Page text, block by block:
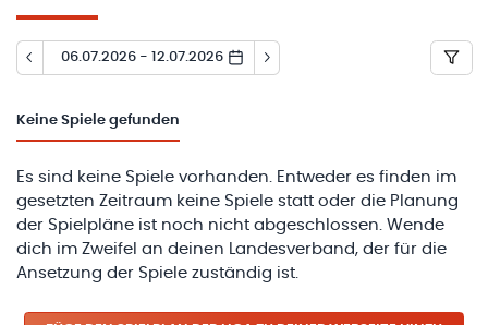
06.07.2026 - 12.07.2026
Keine Spiele gefunden
Es sind keine Spiele vorhanden. Entweder es finden im
gesetzten Zeitraum keine Spiele statt oder die Planung
der Spielpläne ist noch nicht abgeschlossen. Wende
dich im Zweifel an deinen Landesverband, der für die
Ansetzung der Spiele zuständig ist.